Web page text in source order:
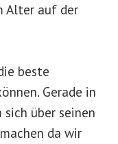
Alter auf der
beste
Gerade in
über seinen
da wir